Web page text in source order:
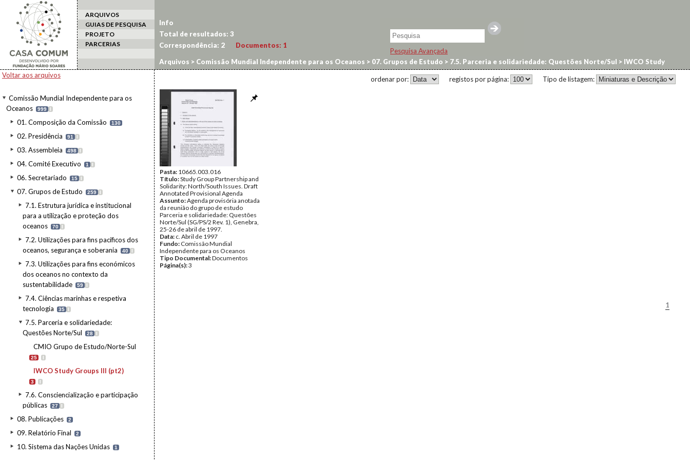
ARQUIVOS
GUIAS DE PESQUISA
PROJETO
PARCERIAS
Pesquisa Avançada
Voltar aos arquivos
Comissão Mundial Independente para os
Oceanos
999 I
01. Composição da Comissão 130
02. Presidência 91 I
03. Assembleia 498 I
04. Comité Executivo 1 I
06. Secretariado 15 I
07. Grupos de Estudo 259 I
7.1. Estrutura jurídica e institucional
para a utilização e proteção dos
oceanos
70 I
7.2. Utilizações para fins pacíficos dos
oceanos, segurança e soberania
40 I
7.3. Utilizações para fins económicos
dos oceanos no contexto da
sustentabilidade
59 I
7.4. Ciências marinhas e respetiva
tecnologia
35 I
7.5. Parceria e solidariedade:
Questões Norte/Sul
28 I
CMIO Grupo de Estudo/Norte-Sul
25 I
IWCO Study Groups III (pt2)
3 I
7.6. Consciencialização e participação
públicas
27 I
08. Publicações 2
09. Relatório Final 2
10. Sistema das Nações Unidas 1
Info
Total de resultados: 3
Correspondência: 2 Documentos: 1
Arquivos > Comissão Mundial Independente para os Oceanos > 07. Grupos de Estudo > 7.5. Parceria e solidariedade: Questões Norte/Sul > IWCO Study
Groups III (pt2)
Tipo de listagem:
registos por página:
ordenar por:
Pasta: 10665.003.016
Título:Study Group Partnership and
Solidarity: North/South Issues. Draft
Annotated Provisional Agenda
Assunto:Agenda provisória anotada
da reunião do grupo de estudo
Parceria e solidariedade: Questões
Norte/Sul (SG/PS/2 Rev. 1), Genebra,
25-26 de abril de 1997.
Data: c. Abril de 1997
Fundo: Comissão Mundial
Independente para os Oceanos
Tipo Documental:Documentos
Página(s):3
1